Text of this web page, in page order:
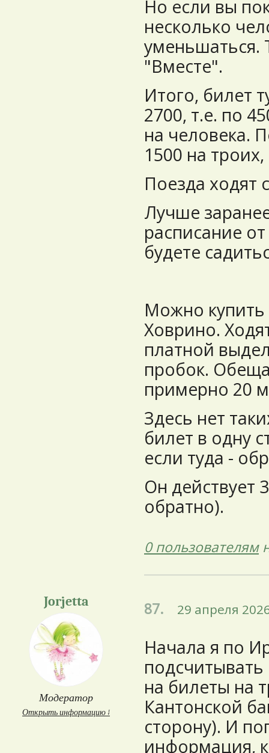
Но если вы
несколько
уменьшаться.
"Вместе".
Итого, билет
2700, т.е. по
на человека.
1500 на
Поезда ходят
Лучше
расписание
будете
Можно купить
Ховрино.
платной
пробок.
примерно 20
Здесь нет
билет в одну
если туда -
Он действует
обратно).
0 пользователям
Jorjetta
Модератор
Открыть информацию ↓
87. 29 апреля
Начала я по
подсчитывать
на билеты на
Кантонской
сторону). И
информация,